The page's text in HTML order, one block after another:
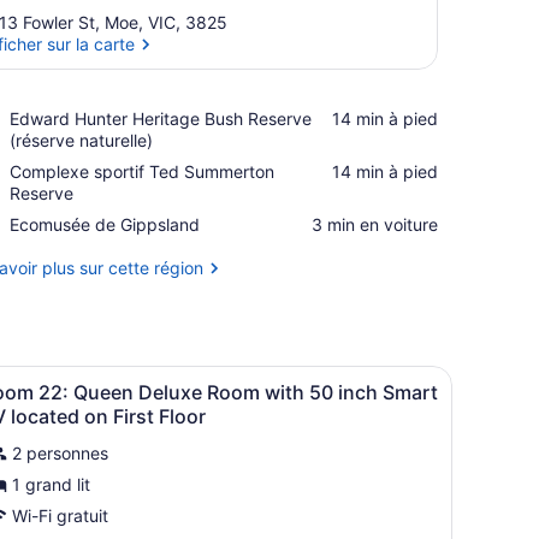
Fowler St, Moe, VIC, 3825
sur la carte
Edward Hunter Heritage Bush Reserve
(réserve naturelle)
Place,
Edward
Hunter
Heritage
Bush
Reserve
naturelle)
‪14 min à pied‬
Complexe sportif Ted Summerton
Reserve
Place,
Complexe
sportif
Ted
Summerton
Reserve
‪14 min à pied‬
Ecomusée de Gippsland
Place,
de
‪3 min en voiture‬
plus sur cette région
briques, un lit recouvert d’une couette grise, deux tables de
Une douche équipée d’un pommeau de
3
22: Queen Deluxe Room with 50 inch Smart
located on First Floor
2 personnes
1 grand lit
Wi-Fi gratuit